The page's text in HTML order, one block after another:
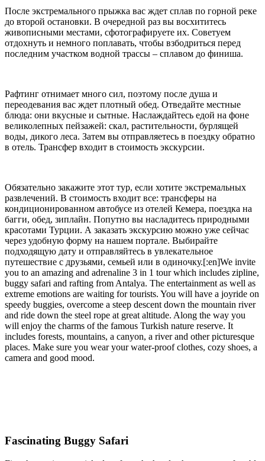
После экстремального прыжка вас ждет сплав по горной реке
до второй остановки. В очередной раз вы восхититесь
живописными местами, сфотографируете их. Советуем
отдохнуть и немного поплавать, чтобы взбодриться перед
последним участком водной трассы – сплавом до финиша.
Рафтинг отнимает много сил, поэтому после душа и
переодевания вас ждет плотный обед. Отведайте местные
блюда: они вкусные и сытные. Наслаждайтесь едой на фоне
великолепных пейзажей: скал, растительности, бурлящей
воды, дикого леса. Затем вы отправляетесь в поездку обратно
в отель. Трансфер входит в стоимость экскурсии.
Обязательно закажите этот тур, если хотите экстремальных
развлечений. В стоимость входит все: трансферы на
кондиционированном автобусе из отелей Кемера, поездка на
багги, обед, зиплайн. Попутно вы насладитесь природными
красотами Турции. А заказать экскурсию можно уже сейчас
через удобную форму на нашем портале. Выбирайте
подходящую дату и отправляйтесь в увлекательное
путешествие с друзьями, семьей или в одиночку.[:en]We invite
you to an amazing and adrenaline 3 in 1 tour which includes zipline,
buggy safari and rafting from Antalya. The entertainment as well as
extreme emotions are waiting for tourists. You will have a joyride on
speedy buggies, overcome a steep descent down the mountain river
and ride down the steel rope at great altitude. Along the way you
will enjoy the charms of the famous Turkish nature reserve. It
includes forests, mountains, a canyon, a river and other picturesque
places. Make sure you wear your water-proof clothes, cozy shoes, a
camera and good mood.
Fascinating Buggy Safari